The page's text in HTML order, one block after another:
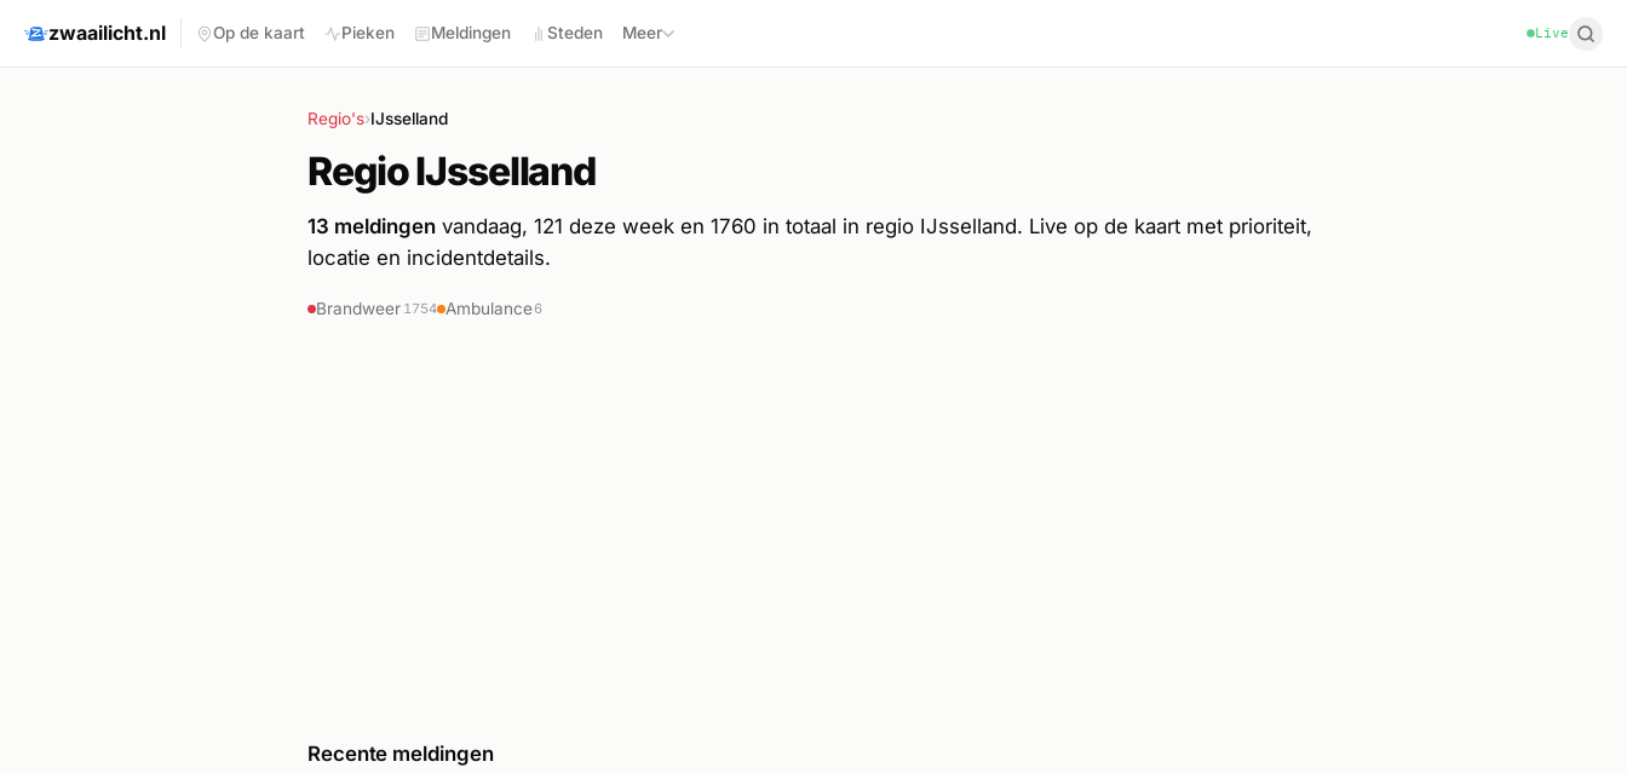
zwaailicht.nl Op de kaart Pieken Meldingen Steden Meer Live
Regio's›IJsselland
Regio IJsselland
13 meldingen vandaag, 121 deze week en 1760 in totaal in regio IJsselland. Live op de kaart met prioriteit,
locatie en incidentdetails.
Brandweer 1754 Ambulance6
Recente meldingen